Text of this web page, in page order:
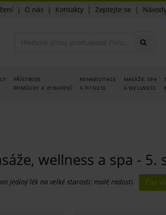
| O nás | Kontakty | Zeptejte se |
PŘÍSTROJE
POMŮCKY A VYBAVENÍ
REHABILITACE
A FITNESS
MASÁŽE, SPA
A WELLNESS
wellness a spa - 5.
jediný lék na velké starosti: malé radosti. Číst